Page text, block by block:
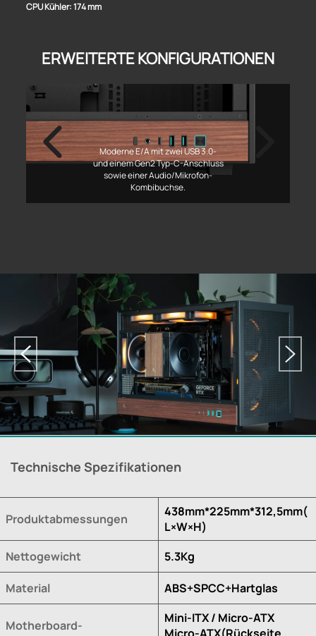
CPU Kühler: 174 mm
ERWEITERTE KONFIGURATIONEN
Moderne E/A mit zwei USB 3.0-
und einem Gen2 Typ-C-Anschluss
sowie einer Audio/Mikrofon-
Kombibuchse.
Technische Spezifikationen
Produktabmessungen
438mm*225mm*312,5mm(
L×W×H)
Nettogewicht
5.3Kg
Material ABS+SPCC+Hartglas
Motherboard-
Mini-ITX / Micro-ATX